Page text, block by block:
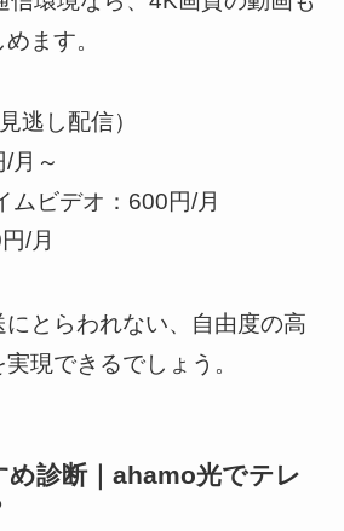
ます。
逃し配信）
月～
ムビデオ：600円/月
/月
とらわれない、自由度の高
現できるでしょう。
診断｜ahamo光でテレ